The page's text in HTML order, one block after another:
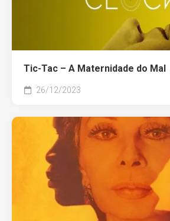
Tic-Tac – A Maternidade do Mal
26/12/2023